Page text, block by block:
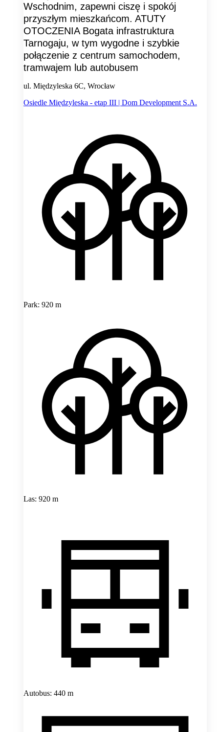
Wschodnim, zapewni ciszę i spokój
przyszłym mieszkańcom. ATUTY
OTOCZENIA Bogata infrastruktura
Tarnogaju, w tym wygodne i szybkie
połączenie z centrum samochodem,
tramwajem lub autobusem
ul. Międzyleska 6C, Wrocław
Osiedle Międzyleska - etap III | Dom Development S.A.
Park: 920 m
Las: 920 m
Autobus: 440 m